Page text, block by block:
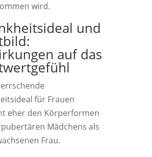
wird.
und
auf das
für Frauen
eher den Körperformen
Mädchens als
Frau.